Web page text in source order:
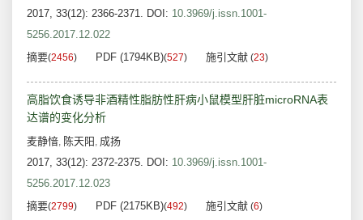
2017, 33(12): 2366-2371. DOI: 10.3969/j.issn.1001-
5256.2017.12.022
摘要(2456) PDF (1794KB)(527) 施引文献 (23)
高脂饮食诱导非酒精性脂肪性肝病小鼠模型肝脏microRNA表
达谱的变化分析
麦静愔, 陈天阳 , 成扬
2017, 33(12): 2372-2375. DOI: 10.3969/j.issn.1001-
5256.2017.12.023
摘要(2799) PDF (2175KB)(492) 施引文献 (6)